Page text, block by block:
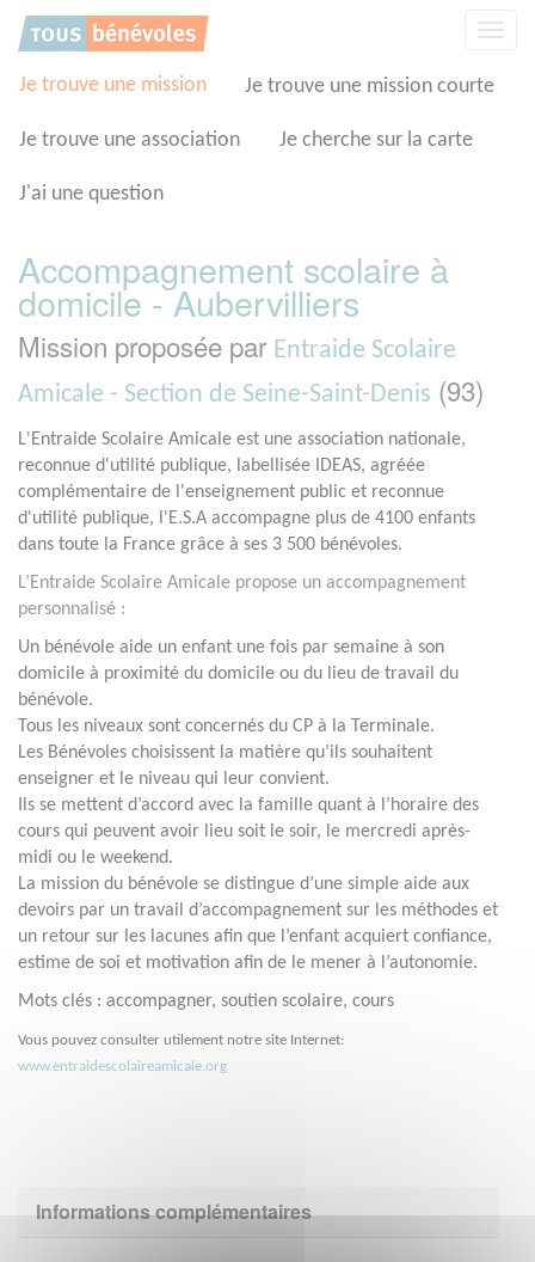
Je trouve une mission Je trouve une mission courte
Je trouve une association Je cherche sur la carte
J'ai une question
Accompagnement scolaire à
domicile - Aubervilliers
Mission proposée par Entraide Scolaire
Amicale - Section de Seine-Saint-Denis (93)
L'Entraide Scolaire Amicale est une association nationale,
reconnue d'utilité publique, labellisée IDEAS, agréée
complémentaire de l'enseignement public et reconnue
d'utilité publique, l'E.S.A accompagne plus de 4100 enfants
dans toute la France grâce à ses 3 500 bénévoles.
L’Entraide Scolaire Amicale propose un accompagnement
personnalisé :
Un bénévole aide un enfant une fois par semaine à son
domicile à proximité du domicile ou du lieu de travail du
bénévole.
Tous les niveaux sont concernés du CP à la Terminale.
Les Bénévoles choisissent la matière qu’ils souhaitent
enseigner et le niveau qui leur convient.
Ils se mettent d’accord avec la famille quant à l’horaire des
cours qui peuvent avoir lieu soit le soir, le mercredi après-
midi ou le weekend.
La mission du bénévole se distingue d’une simple aide aux
devoirs par un travail d’accompagnement sur les méthodes et
un retour sur les lacunes afin que l’enfant acquiert confiance,
estime de soi et motivation afin de le mener à l’autonomie.
Mots clés : accompagner, soutien scolaire, cours
Vous pouvez consulter utilement notre site Internet:
www.entraidescolaireamicale.org
Informations complémentaires
Panneau de gestion des cookies